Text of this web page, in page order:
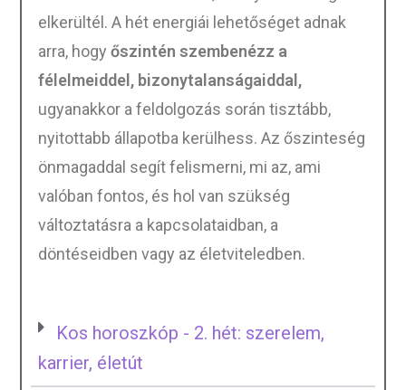
elkerültél. A hét energiái lehetőséget adnak
arra, hogy őszintén szembenézz a
félelmeiddel, bizonytalanságaiddal,
ugyanakkor a feldolgozás során tisztább,
nyitottabb állapotba kerülhess. Az őszinteség
önmagaddal segít felismerni, mi az, ami
valóban fontos, és hol van szükség
változtatásra a kapcsolataidban, a
döntéseidben vagy az életviteledben.
Kos horoszkóp - 2. hét: szerelem,
karrier, életút